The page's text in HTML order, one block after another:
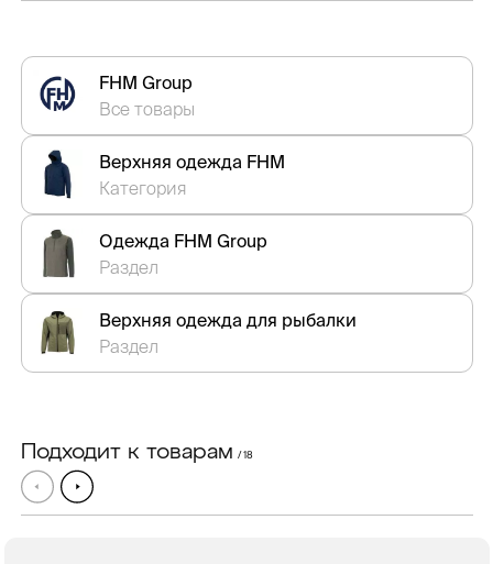
FHM Group
Все товары
Верхняя одежда FHM
Категория
Одежда FHM Group
Раздел
Верхняя одежда для рыбалки
Раздел
Подходит к товарам / 18